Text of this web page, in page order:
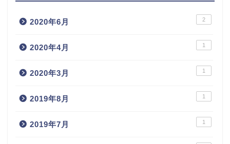
2020年6月 2
2020年4月 1
2020年3月 1
2019年8月 1
2019年7月 1